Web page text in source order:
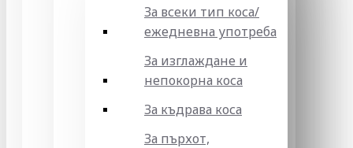
За всеки тип коса/
ежедневна употреба
За изглаждане и
непокорна коса
За къдрава коса
За пърхот,